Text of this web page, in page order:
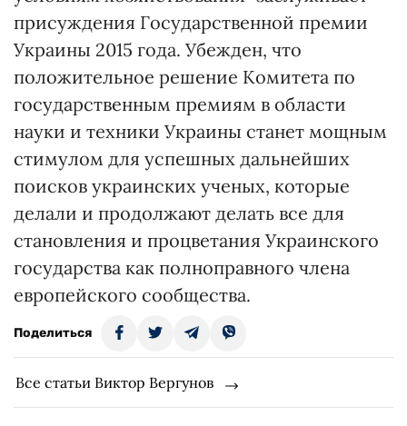
присуждения Государственной премии
Украины 2015 года. Убежден, что
положительное решение Комитета по
государственным премиям в области
науки и техники Украины станет мощным
стимулом для успешных дальнейших
поисков украинских ученых, которые
делали и продолжают делать все для
становления и процветания Украинского
государства как полноправного члена
европейского сообщества.
Поделиться
Все статьи Виктор Вергунов